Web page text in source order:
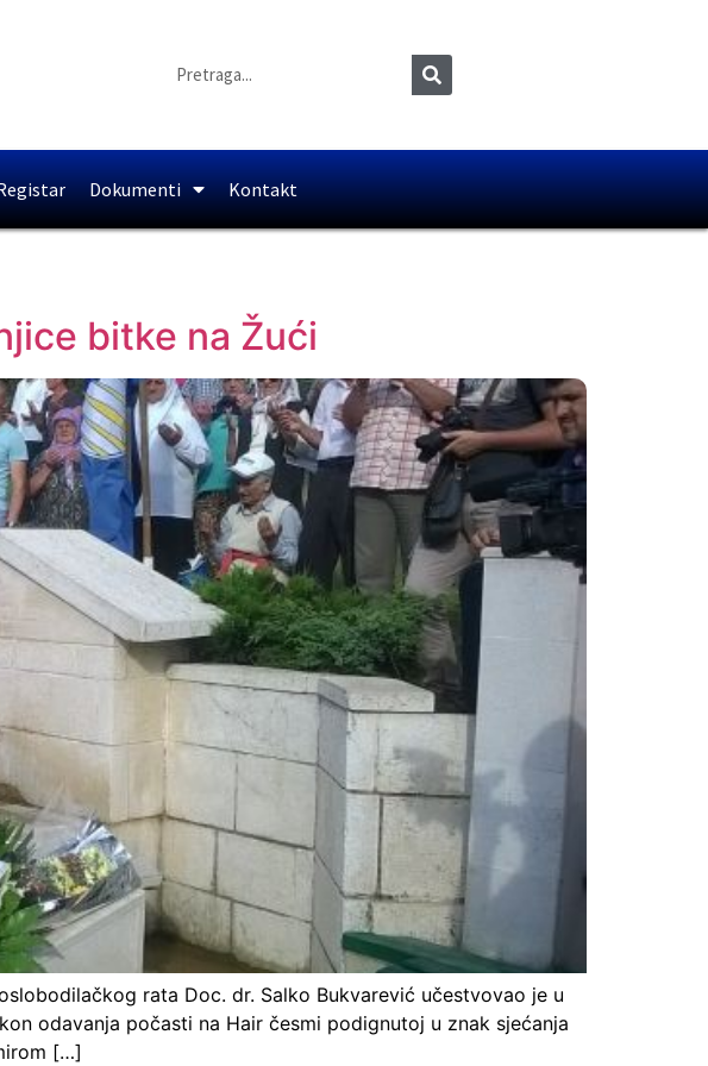
Dokumenti Kontakt
bitke na Žući
rata Doc. dr. Salko Bukvarević učestvovao je u
odavanja počasti na Hair česmi podignutoj u znak sjećanja
[…]